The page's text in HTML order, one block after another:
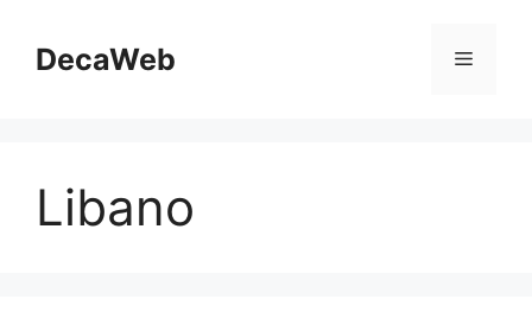
contenido
DecaWeb Menú
Libano